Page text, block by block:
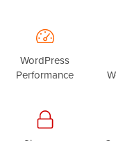
WordPress
Performance